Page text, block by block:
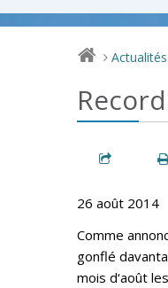
> Actualités
26 août 2014
Comme
gonflé
mois d‘août